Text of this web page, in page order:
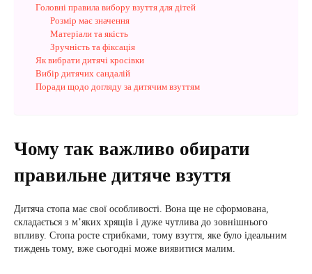
Головні правила вибору взуття для дітей
Розмір має значення
Матеріали та якість
Зручність та фіксація
Як вибрати дитячі кросівки
Вибір дитячих сандалій
Поради щодо догляду за дитячим взуттям
Чому так важливо обирати
правильне дитяче взуття
Дитяча стопа має свої особливості. Вона ще не сформована,
складається з м’яких хрящів і дуже чутлива до зовнішнього
впливу. Стопа росте стрибками, тому взуття, яке було ідеальним
тиждень тому, вже сьогодні може виявитися малим.